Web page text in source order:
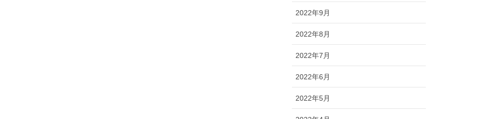
2022年9月
2022年8月
2022年7月
2022年6月
2022年5月